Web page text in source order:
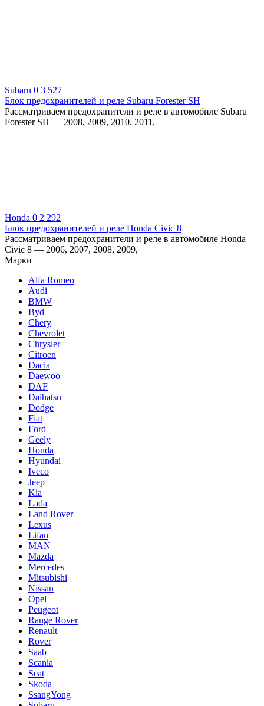
Subaru 0 3 527
Блок предохранителей и реле Subaru Forester SH
Рассматриваем предохранители и реле в автомобиле Subaru
Forester SH — 2008, 2009, 2010, 2011,
Honda 0 2 292
Блок предохранителей и реле Honda Civic 8
Рассматриваем предохранители и реле в автомобиле Honda
Civic 8 — 2006, 2007, 2008, 2009,
Марки
Alfa Romeo
Audi
BMW
Byd
Chery
Chevrolet
Chrysler
Citroen
Dacia
Daewoo
DAF
Daihatsu
Dodge
Fiat
Ford
Geely
Honda
Hyundai
Iveco
Jeep
Kia
Lada
Land Rover
Lexus
Lifan
MAN
Mazda
Mercedes
Mitsubishi
Nissan
Opel
Peugeot
Range Rover
Renault
Rover
Saab
Scania
Seat
Skoda
SsangYong